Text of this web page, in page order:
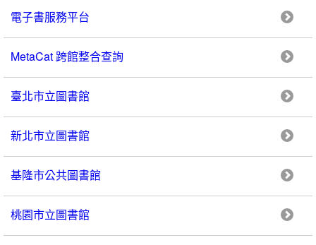
電子書服務平台
MetaCat 跨館整合查詢
臺北市立圖書館
新北市立圖書館
基隆市公共圖書館
桃園市立圖書館